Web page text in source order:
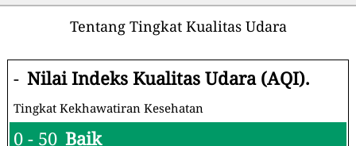
Tentang Tingkat Kualitas Udara
- Nilai Indeks Kualitas Udara (AQI).
Tingkat Kekhawatiran Kesehatan
0 - 50 Baik